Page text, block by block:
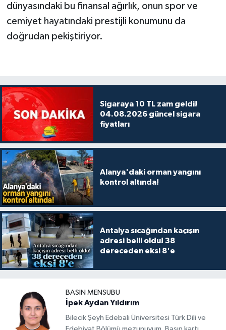
dünyasındaki bu finansal ağırlık, onun spor ve
cemiyet hayatındaki prestijli konumunu da
doğrudan pekiştiriyor.
Sigaraya 10 TL zam geldi!
04.08.2026 güncel sigara
fiyatları
Alanya'daki orman yangını
kontrol altında!
Antalya sıcağından kaçışın
adresi belli oldu! 38
dereceden eksi 8'e
BASIN MENSUBU
İpek Aydan Yıldırım
Bilecik Şeyh Edebali Üniversitesi Türk Dili ve